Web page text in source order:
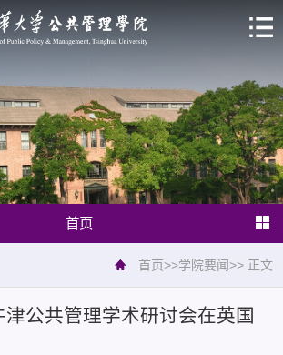
首页
首页>>学院要闻>>正文
公共管理学术研讨会在英国